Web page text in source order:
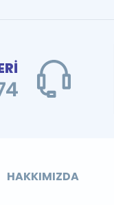
HAKKIMIZDA